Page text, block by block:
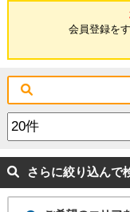
会員登録を
さらに絞り込んで